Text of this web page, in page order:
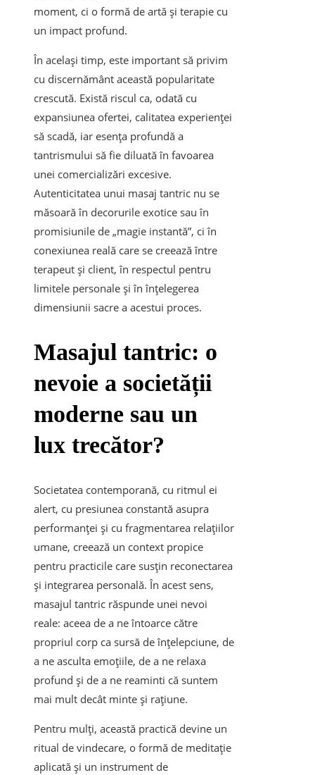
moment, ci o formă de artă și terapie cu
un impact profund.
În același timp, este important să privim
cu discernământ această popularitate
crescută. Există riscul ca, odată cu
expansiunea ofertei, calitatea experienței
să scadă, iar esența profundă a
tantrismului să fie diluată în favoarea
unei comercializări excesive.
Autenticitatea unui masaj tantric nu se
măsoară în decorurile exotice sau în
promisiunile de „magie instantă”, ci în
conexiunea reală care se creează între
terapeut și client, în respectul pentru
limitele personale și în înțelegerea
dimensiunii sacre a acestui proces.
Masajul tantric: o
nevoie a societății
moderne sau un
lux trecător?
Societatea contemporană, cu ritmul ei
alert, cu presiunea constantă asupra
performanței și cu fragmentarea relațiilor
umane, creează un context propice
pentru practicile care susțin reconectarea
și integrarea personală. În acest sens,
masajul tantric răspunde unei nevoi
reale: aceea de a ne întoarce către
propriul corp ca sursă de înțelepciune, de
a ne asculta emoțiile, de a ne relaxa
profund și de a ne reaminti că suntem
mai mult decât minte și rațiune.
Pentru mulți, această practică devine un
ritual de vindecare, o formă de meditație
aplicată și un instrument de